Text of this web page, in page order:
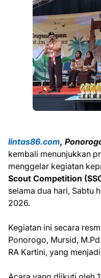
lintas86.com,
kembali menunjukkan
menggelar kegiatan
Scout Competition
selama dua hari, Sabtu
2026.
Kegiatan ini secara
Ponorogo, Mursid,
RA Kartini, yang